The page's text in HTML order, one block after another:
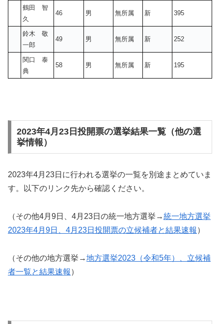
鶴田 智
久
46 男 無所属 新 395
鈴木 敬
一郎
49 男 無所属 新 252
関口 泰
典
58 男 無所属 新 195
2023年4月23日投開票の選挙結果一覧（他の選
挙情報）
2023年4月23日に行われる選挙の一覧を別途まとめていま
す。以下のリンク先から確認ください。
（その他4月9日、4月23日の統一地方選挙→統一地方選挙
2023年4月9日、4月23日投開票の立候補者と結果速報 ）
（その他の地方選挙→地方選挙2023（令和5年）、立候補
者一覧と結果速報 ）